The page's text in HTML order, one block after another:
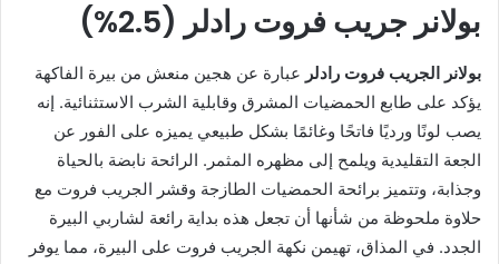
بولانر جريب فروت رادلر (2.5%)
بولانر الجريب فروت رادلر عبارة عن هجين منعش من بيرة الفاكهة
يؤكد على طابع الحمضيات المشرق وقابلية الشرب الاستثنائية. إنه
يصب لونًا ورديًا فاتحًا وغائمًا بشكل طبيعي يميزه على الفور عن
الجعة التقليدية ويلمح إلى مظهره المثمر. الرائحة نابضة بالحياة
وجذابة، وتتميز برائحة الحمضيات الطازجة وقشر الجريب فروت مع
حلاوة ملحوظة من شأنها أن تجعل هذه بداية رائعة لشاربي البيرة
الجدد. في المذاق، تهيمن نكهة الجريب فروت على البيرة، مما يوفر